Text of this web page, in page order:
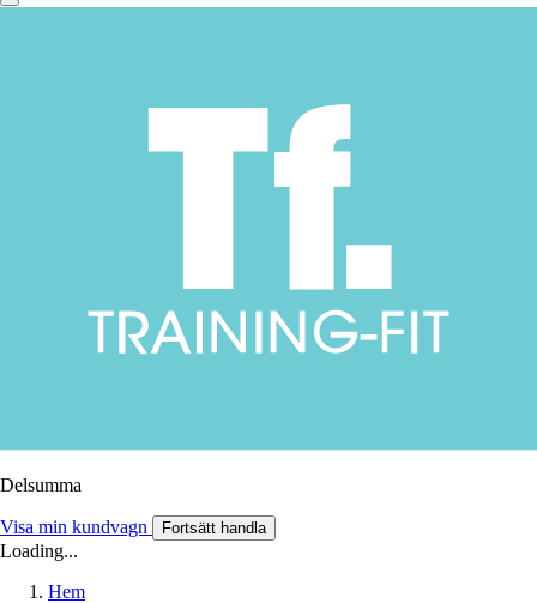
Delsumma
Visa min kundvagn Fortsätt handla
Loading...
Hem